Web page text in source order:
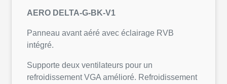
AERO DELTA-G-BK-V1
Panneau avant aéré avec éclairage RVB
intégré.
Supporte deux ventilateurs pour un
refroidissement VGA amélioré. Refroidissement